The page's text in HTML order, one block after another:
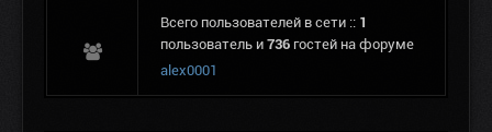
Всего пользователей в сети :: 1
пользователь и 736 гостей на форуме
alex0001